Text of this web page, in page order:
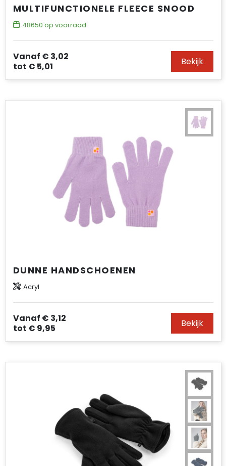
MULTIFUNCTIONELE FLEECE SNOOD
48650 op voorraad
Vanaf € 3,02
tot € 5,01 Bekijk
DUNNE HANDSCHOENEN
Acryl
Vanaf € 3,12
tot € 9,95 Bekijk